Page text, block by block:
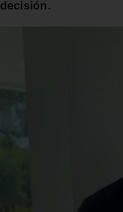
decisión.